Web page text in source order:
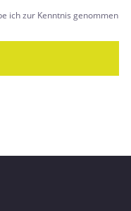
ich zur Kenntnis genommen